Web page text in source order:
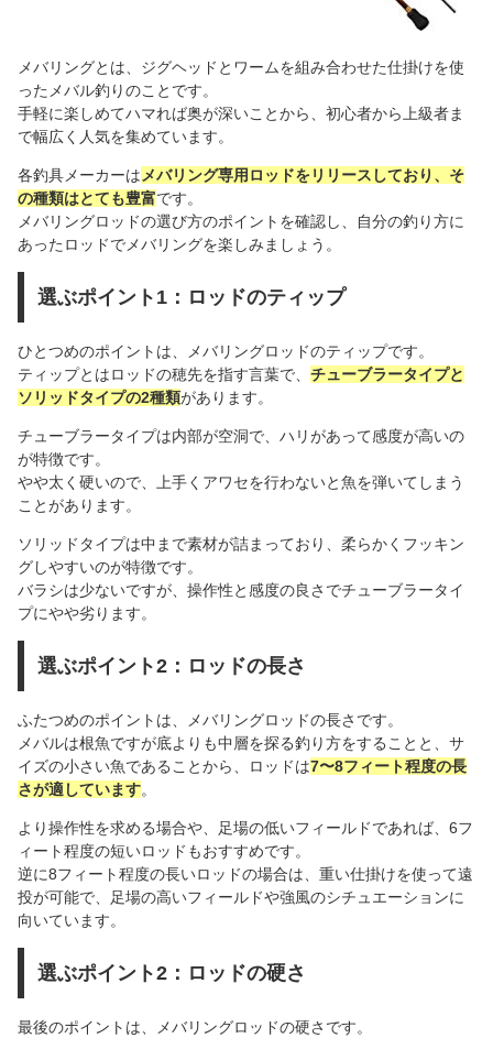
メバリングとは、ジグヘッドとワームを組み合わせた仕掛けを使
ったメバル釣りのことです。
手軽に楽しめてハマれば奥が深いことから、初心者から上級者ま
で幅広く人気を集めています。
各釣具メーカーは メバリング専用ロッドをリリースしており、そ
の種類はとても豊富です。
メバリングロッドの選び方のポイントを確認し、自分の釣り方に
あったロッドでメバリングを楽しみましょう。
選ぶポイント1：ロッドのティップ
ひとつめのポイントは、メバリングロッドのティップです。
ティップとはロッドの穂先を指す言葉で、 チューブラータイプと
ソリッドタイプの2種類があります。
チューブラータイプは内部が空洞で、ハリがあって感度が高いの
が特徴です。
やや太く硬いので、上手くアワセを行わないと魚を弾いてしまう
ことがあります。
ソリッドタイプは中まで素材が詰まっており、柔らかくフッキン
グしやすいのが特徴です。
バラシは少ないですが、操作性と感度の良さでチューブラータイ
プにやや劣ります。
選ぶポイント2：ロッドの長さ
ふたつめのポイントは、メバリングロッドの長さです。
メバルは根魚ですが底よりも中層を探る釣り方をすることと、サ
イズの小さい魚であることから、ロッドは7〜8フィート程度の長
さが適しています。
より操作性を求める場合や、足場の低いフィールドであれば、6フ
ィート程度の短いロッドもおすすめです。
逆に8フィート程度の長いロッドの場合は、重い仕掛けを使って遠
投が可能で、足場の高いフィールドや強風のシチュエーションに
向いています。
選ぶポイント2：ロッドの硬さ
最後のポイントは、メバリングロッドの硬さです。